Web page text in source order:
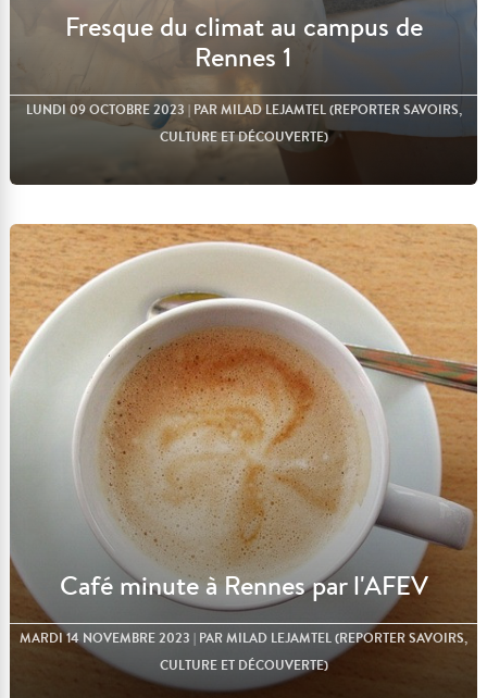
Fresque du climat au campus de
Rennes 1
LUNDI 09 OCTOBRE 2023 | PAR MILAD LEJAMTEL (REPORTER SAVOIRS,
CULTURE ET DÉCOUVERTE)
Lire l'article
Café minute à Rennes par l'AFEV
MARDI 14 NOVEMBRE 2023 | PAR MILAD LEJAMTEL (REPORTER SAVOIRS,
CULTURE ET DÉCOUVERTE)